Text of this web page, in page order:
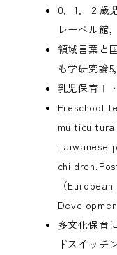
0．1．２歳
レーベル館
領域言葉と
も学研究論5
乳児保育Ⅰ
Preschool
Taiwanese
（
多文化保育
ドスイッチ